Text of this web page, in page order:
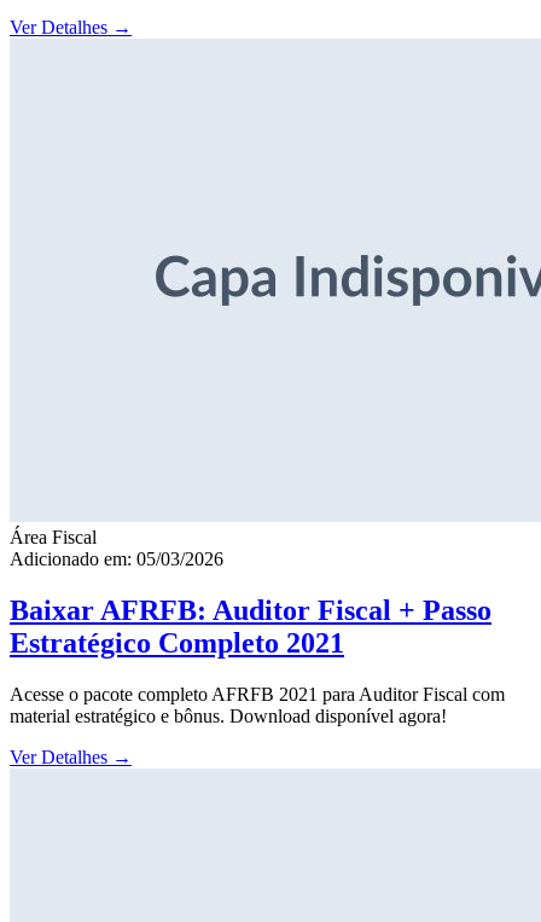
Ver Detalhes →
Área Fiscal
Adicionado em: 05/03/2026
Baixar AFRFB: Auditor Fiscal + Passo
Estratégico Completo 2021
Acesse o pacote completo AFRFB 2021 para Auditor Fiscal com
material estratégico e bônus. Download disponível agora!
Ver Detalhes →